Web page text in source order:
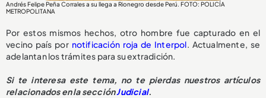
Andrés Felipe Peña Corrales a su llega a Rionegro desde Perú. FOTO: POLICÍA
METROPOLITANA
Por estos mismos hechos, otro hombre fue capturado en el
vecino país por notificación roja de Interpol. Actualmente, se
adelantan los trámites para su extradición.
Si te interesa este tema, no te pierdas nuestros artículos
relacionados en la secciónJudicial.